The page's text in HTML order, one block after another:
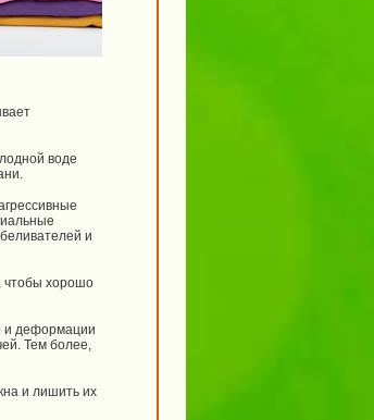
воде
и
чтобы хорошо
и деформации
Тем более,
и лишить их